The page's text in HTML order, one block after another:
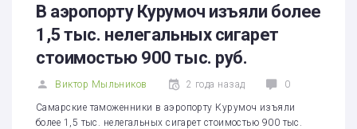
В аэропорту Курумоч изъяли более
1,5 тыс. нелегальных сигарет
стоимостью 900 тыс. руб.
Виктор Мыльников 2 года назад 0
Самарские таможенники в аэропорту Курумоч изъяли
более 1,5 тыс. нелегальных сигарет стоимостью 900 тыс.